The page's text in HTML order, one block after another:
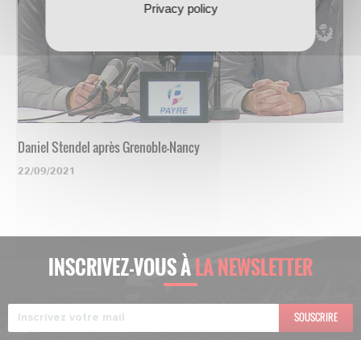
Daniel Stendel après Grenoble-Nancy
22/09/2021
INSCRIVEZ-VOUS ÀLA NEWSLETTER
SOUSCRIRE
Privacy policy